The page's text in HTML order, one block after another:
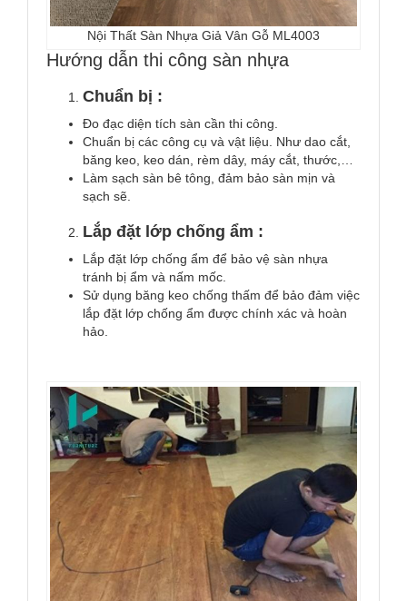
Nội Thất Sàn Nhựa Giả Vân Gỗ ML4003
Hướng dẫn thi công sàn nhựa
Chuẩn bị :
Đo đạc diện tích sàn cần thi công.
Chuẩn bị các công cụ và vật liệu. Như dao cắt,
băng keo, keo dán, rèm dây, máy cắt, thước,…
Làm sạch sàn bê tông, đảm bảo sàn mịn và
sạch sẽ.
Lắp đặt lớp chống ẩm :
Lắp đặt lớp chống ẩm để bảo vệ sàn nhựa
tránh bị ẩm và nấm mốc.
Sử dụng băng keo chống thấm để bảo đảm việc
lắp đặt lớp chống ẩm được chính xác và hoàn
hảo.